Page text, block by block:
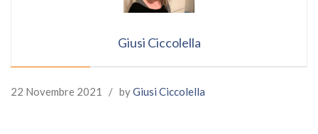
Giusi Ciccolella
22 Novembre 2021 / byGiusi Ciccolella